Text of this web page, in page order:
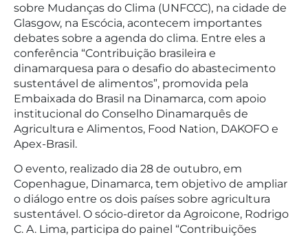
sobre Mudanças do Clima (UNFCCC), na cidade de
Glasgow, na Escócia, acontecem importantes
debates sobre a agenda do clima. Entre eles a
conferência “Contribuição brasileira e
dinamarquesa para o desafio do abastecimento
sustentável de alimentos”, promovida pela
Embaixada do Brasil na Dinamarca, com apoio
institucional do Conselho Dinamarquês de
Agricultura e Alimentos, Food Nation, DAKOFO e
Apex-Brasil.
O evento, realizado dia 28 de outubro, em
Copenhague, Dinamarca, tem objetivo de ampliar
o diálogo entre os dois países sobre agricultura
sustentável. O sócio-diretor da Agroicone, Rodrigo
C. A. Lima, participa do painel “Contribuições